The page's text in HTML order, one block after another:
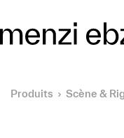
Produits Scène &